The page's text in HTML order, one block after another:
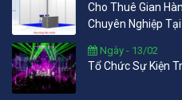
Cho Thuê Gian
Chuyên Nghiệp
Ngày - 13/02
Tổ Chức Sự Kiện